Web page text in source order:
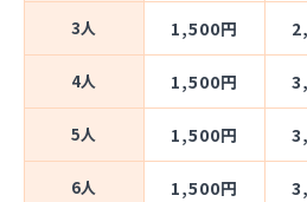
3人 1,500円
4人 1,500円
5人 1,500円
6人 1,500円